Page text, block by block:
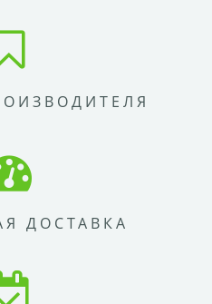
ДОСТАВКА